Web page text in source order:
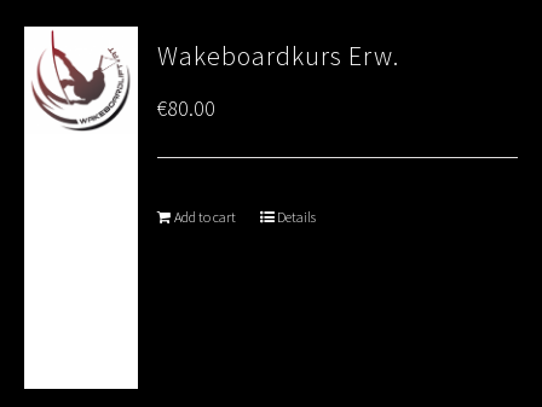
Wakeboardkurs Erw.
€80.00
Add to cart Details